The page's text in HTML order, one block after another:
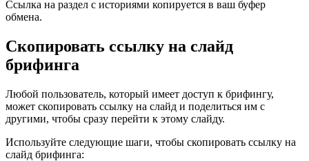
Ссылка на раздел с историями копируется в ваш буфер
обмена.
Скопировать ссылку на слайд
брифинга
Любой пользователь, который имеет доступ к брифингу,
может скопировать ссылку на слайд и поделиться им с
другими, чтобы сразу перейти к этому слайду.
Используйте следующие шаги, чтобы скопировать ссылку на
слайд брифинга: